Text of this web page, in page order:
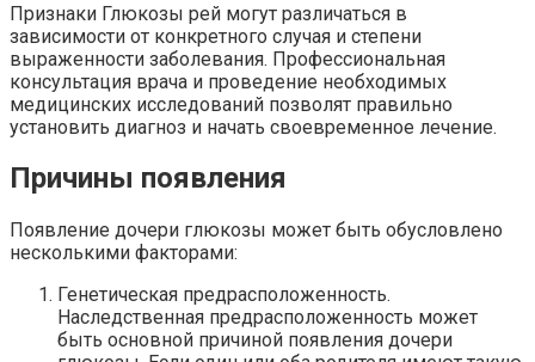
Признаки Глюкозы рей могут различаться в
зависимости от конкретного случая и степени
выраженности заболевания. Профессиональная
консультация врача и проведение необходимых
медицинских исследований позволят правильно
установить диагноз и начать своевременное лечение.
Причины появления
Появление дочери глюкозы может быть обусловлено
несколькими факторами:
Генетическая предрасположенность.
Наследственная предрасположенность может
быть основной причиной появления дочери